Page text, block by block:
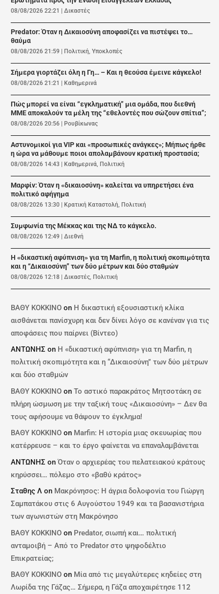
08/08/2026 22:21 |Δικαστές
Predator: Όταν η Δικαιοσύνη αποφασίζει να πιστέψει το…
θαύμα
08/08/2026 21:59 | Πολιτική,Υποκλοπές
Σήμερα γιορτάζει όλη η Γη… – Και η θεούσα έμεινε κάγκελο!
08/08/2026 21:21 | Καθημερινά
Πώς μπορεί να είναι “εγκληματική” μια ομάδα, που διεθνή
ΜΜΕ αποκαλούν τα μέλη της “εθελοντές που σώζουν σπίτια”;
08/08/2026 20:56 | Ρουβίκωνας
Αστυνομικοί για VIP και «προσωπικές ανάγκες»; Μήπως ήρθε
η ώρα να μάθουμε ποιοι απολαμβάνουν κρατική προστασία;
08/08/2026 14:43 | Καθημερινά, Πολιτική
Μαρφίν: Όταν η «δικαιοσύνη» καλείται να υπηρετήσει ένα
πολιτικό αφήγημα
08/08/2026 13:30 | Κρατική Καταστολή, Πολιτική
Συμφωνία της Μέκκας και της ΝΔ το κάγκελο.
08/08/2026 12:49 |Διεθνή
Η «δικαστική αφύπνιση» για τη Marfin, η πολιτική σκοπιμότητα
και η “Δικαιοσύνη” των δύο μέτρων και δύο σταθμών
08/08/2026 12:18 |Δικαστές, Πολιτική
ΒΑΘΥ ΚΟΚΚΙΝΟ on Η δικαστική εξουσιαστική κλίκα
αισθάνεται πανίσχυρη και δεν δίνει λόγο σε κανέναν για τις
αποφάσεις που παίρνει (Βίντεο)
ΑΝΤΩΝΗΣ on Η «δικαστική αφύπνιση» για τη Marfin, η
πολιτική σκοπιμότητα και η “Δικαιοσύνη” των δύο μέτρων
και δύο σταθμών
ΒΑΘΥ ΚΟΚΚΙΝΟ onΤο αστικό παρακράτος Μητσοτάκη σε
πλήρη ώσμωση με την ταξική τους «Δικαιοσύνη» – Δεν θα
τους αφήσουμε να θάψουν το έγκλημα!
ΒΑΘΥ ΚΟΚΚΙΝΟ on Marfin: Η ιστορία μιας σκευωρίας που
κατέρρευσε – και το έργο φαίνεται να επαναλαμβάνεται
ΑΝΤΩΝΗΣ onΌταν ο αρχιερέας του πελατειακού κράτους
κηρύσσει… πόλεμο στο «βαθύ κράτος»
Σταθης Λ on Μακρόνησος: Η άγρια δολοφονία του Γιώργη
Σαμπατάκου στις 6 Αυγούστου 1949 και τα βασανιστήρια
των αγωνιστών στη Μακρόνησο
ΒΑΘΥ ΚΟΚΚΙΝΟ on Predator, σιωπή και… πολιτική
ανταμοιβή – Από το Predator στο ψηφοδέλτιο
Επικρατείας;
ΒΑΘΥ ΚΟΚΚΙΝΟ on Μία από τις μεγαλύτερες κηδείες στη
Λωρίδα της Γάζας… Σήμερα, η Γάζα αποχαιρέτησε 112